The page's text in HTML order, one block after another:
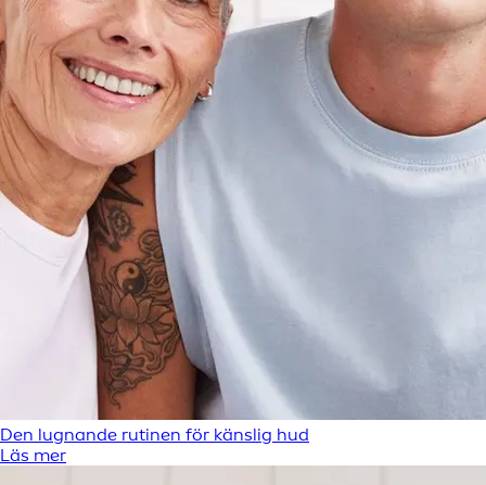
Den lugnande rutinen för känslig hud
Läs mer